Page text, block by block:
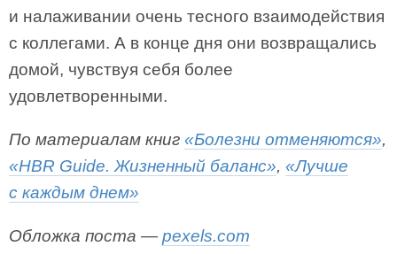
и налаживании очень тесного взаимодействия
с коллегами. А в конце дня они возвращались
домой, чувствуя себя более
удовлетворенными.
По материалам книг «Болезни отменяются»,
«HBR Guide. Жизненный баланс», «Лучше
с каждым днем»
Обложка поста — pexels.com